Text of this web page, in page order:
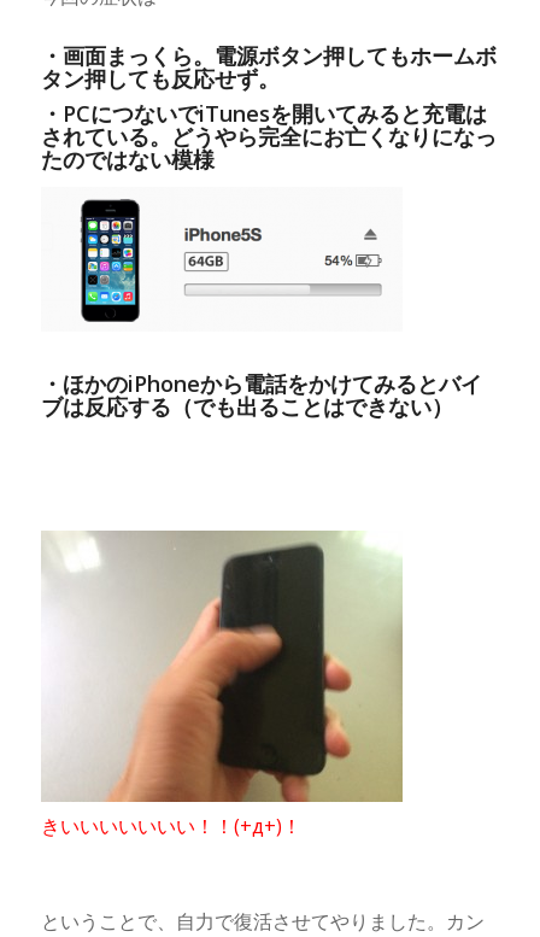
・画面まっくら。電源ボタン押してもホームボ
タン押しても反応せず。
・PCにつないでiTunesを開いてみると充電は
されている。どうやら完全にお亡くなりになっ
たのではない模様
・ほかのiPhoneから電話をかけてみるとバイ
ブは反応する（でも出ることはできない）
きいいいいいいい！！(+д+)！
ということで、自力で復活させてやりました。カン